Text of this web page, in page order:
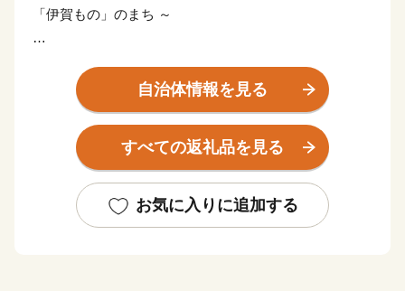
「伊賀もの」のまち ～
や精神を継承するとともに、忍者を活かした観光やまち
づくりに取り組んでいます。日本一、二の高石垣で知ら
れる伊賀上野城のふもとでは、誰もが忍者気分を味わえ
る「伊賀上野ＮＩＮＪＡフェスタ」が開催され、秋には
祭」や、ユネスコ無形文化遺産に登録されたダンジリ行
事で有名な「上野天神祭」が行われるなど、歴史と文化
自治体情報を見る
すべての返礼品を見る
お気に入りに追加する